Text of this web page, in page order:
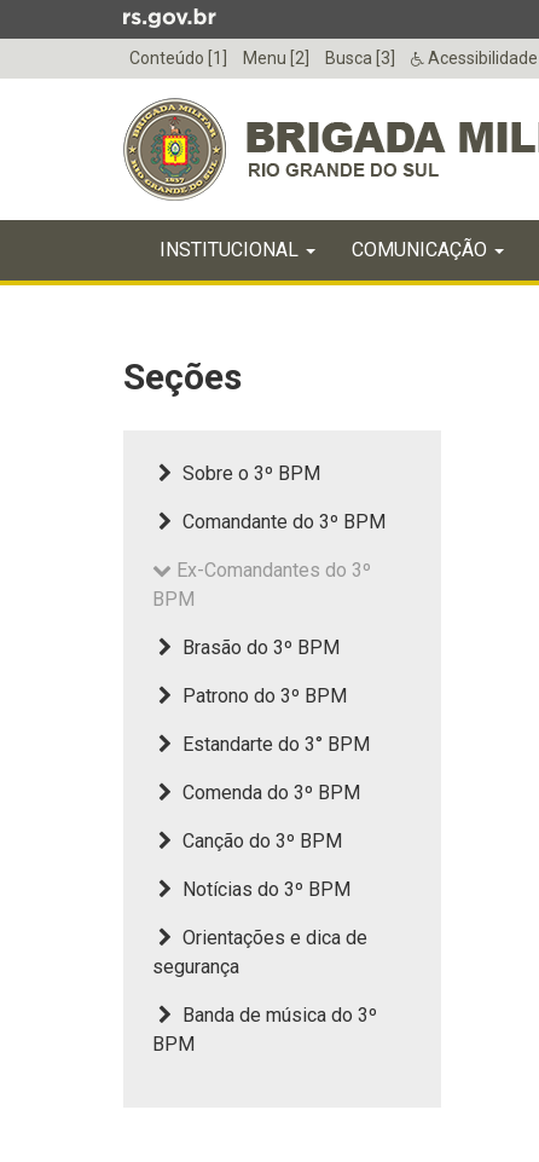
para
menu
Conteúdo [1] Menu [2] Busca [3] Acessibilidade
do
menu
INICIAL
INSTITUCIONAL COMUNICAÇÃO
Seções
Sobre o 3º BPM
Comandante do 3º BPM
Ex-Comandantes do 3º
BPM
Brasão do 3º BPM
Patrono do 3º BPM
Estandarte do 3° BPM
Comenda do 3º BPM
Canção do 3º BPM
Notícias do 3º BPM
Orientações e dica de
segurança
Banda de música do 3º
BPM